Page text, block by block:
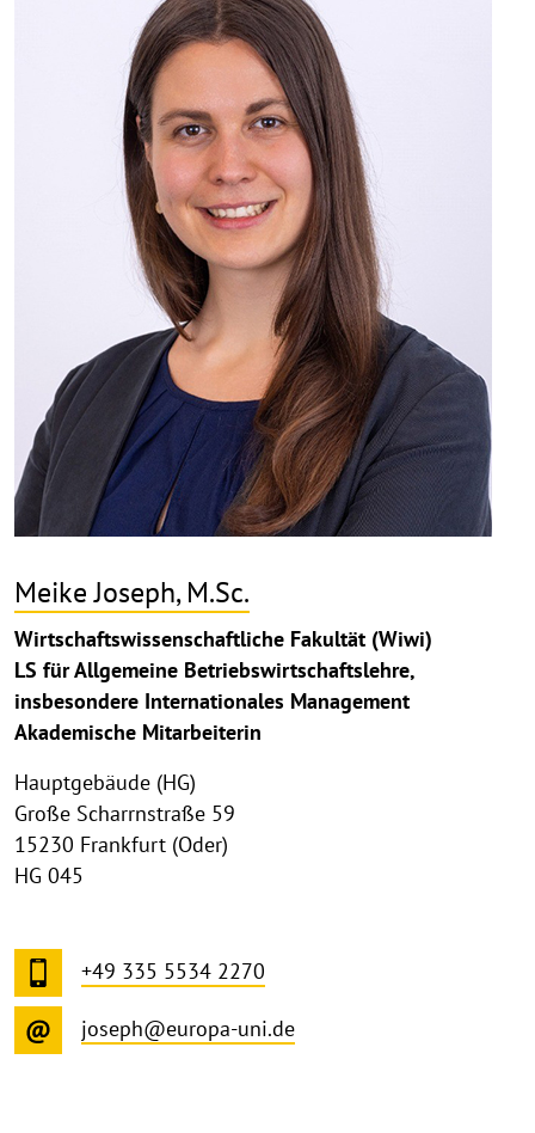
Meike Joseph, M.Sc.
Wirtschaftswissenschaftliche Fakultät (Wiwi)
LS für Allgemeine Betriebswirtschaftslehre,
insbesondere Internationales Management
Akademische Mitarbeiterin
Hauptgebäude (HG)
Große Scharrnstraße 59
15230 Frankfurt (Oder)
HG 045
+49 335 5534 2270
joseph@europa-uni.de